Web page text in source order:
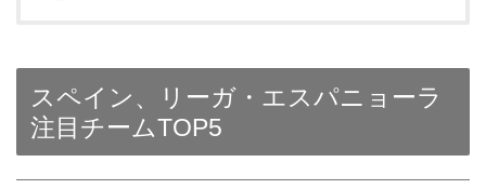
スペイン、リーガ・エスパニョーラ
注目チームTOP5